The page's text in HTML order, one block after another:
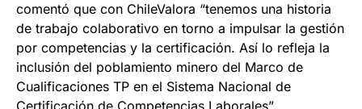
comentó que con ChileValora “tenemos una historia
de trabajo colaborativo en torno a impulsar la gestión
por competencias y la certificación. Así lo refleja la
inclusión del poblamiento minero del Marco de
Cualificaciones TP en el Sistema Nacional de